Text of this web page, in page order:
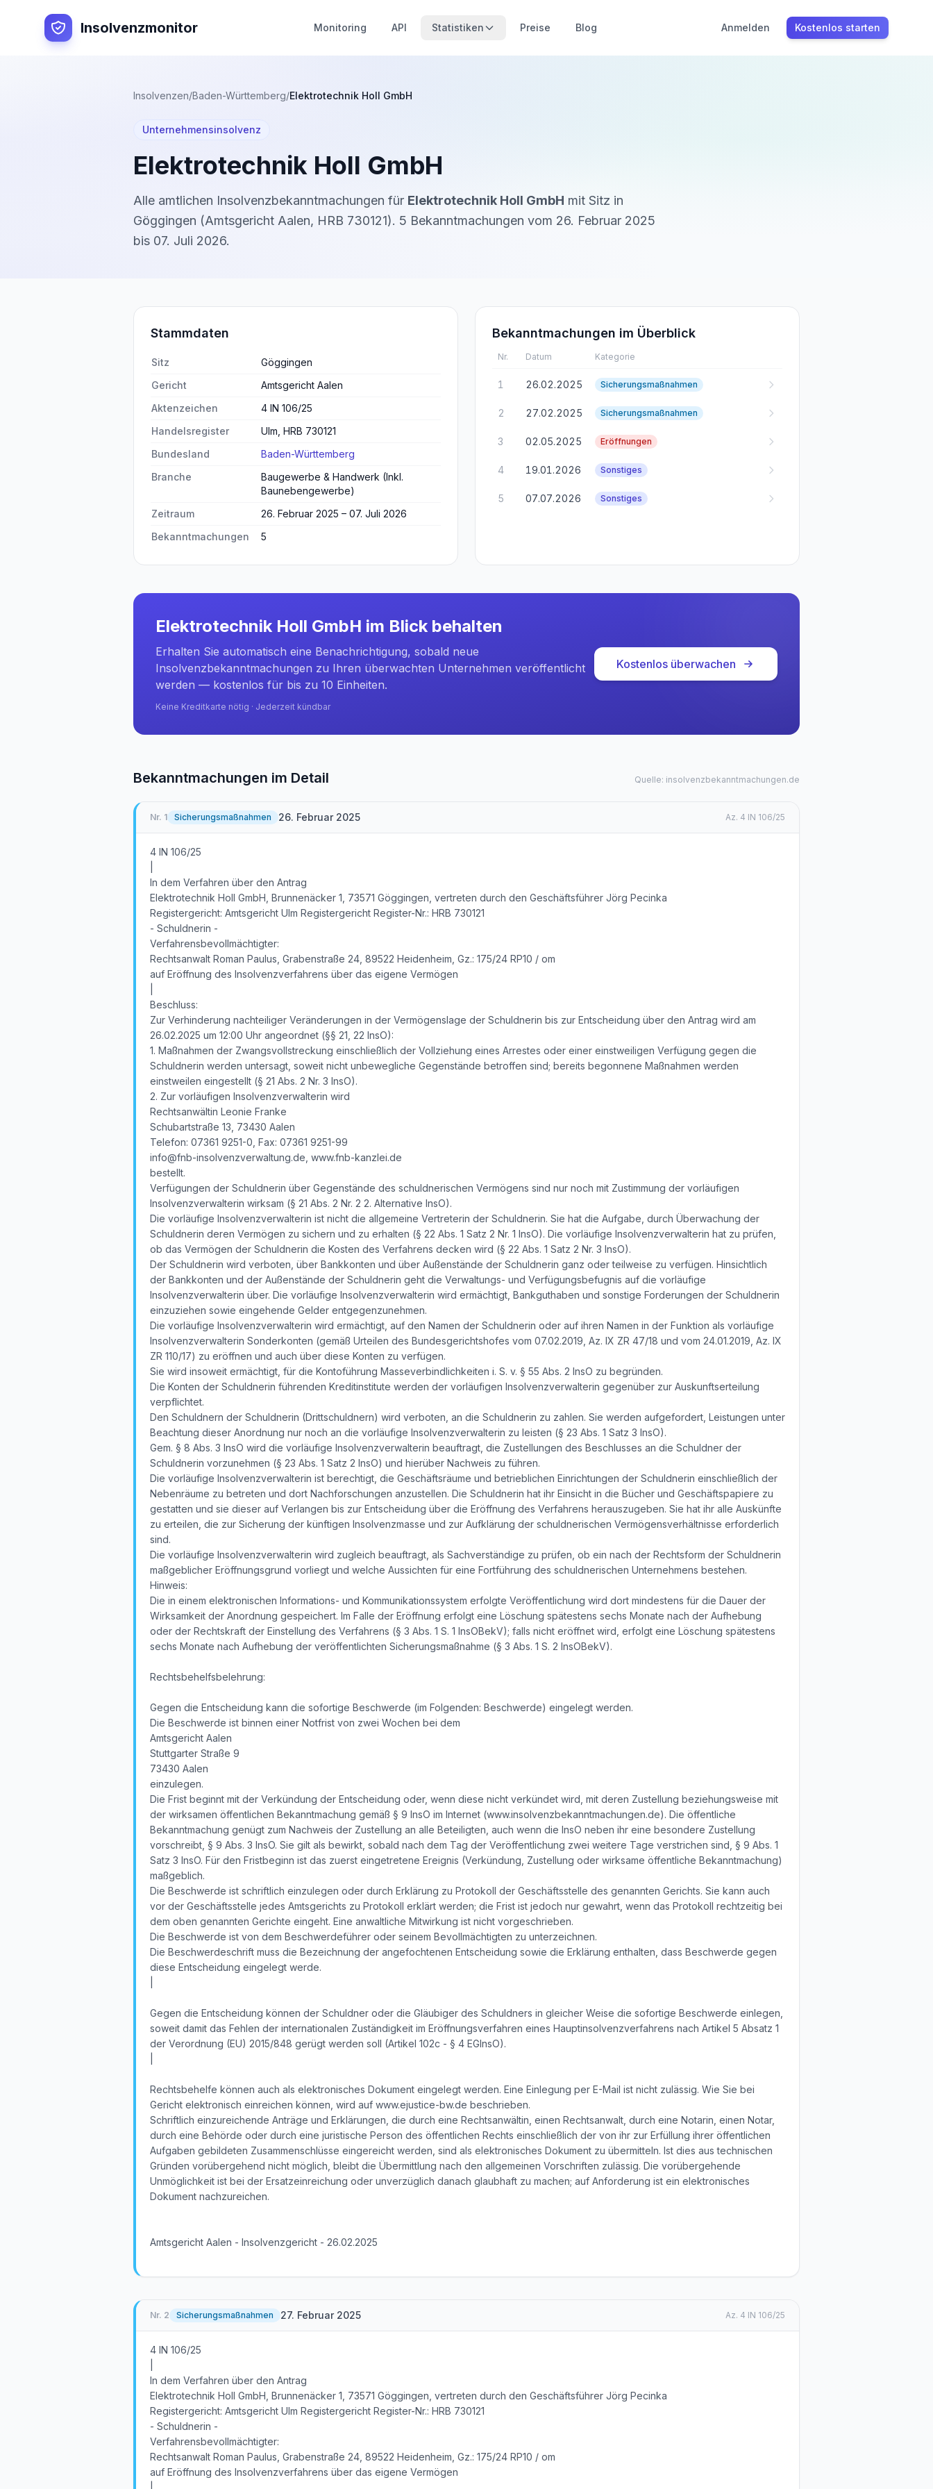
Insolvenzmonitor Monitoring API Statistiken Preise Blog Anmelden Kostenlos starten
Insolvenzen/Baden-Württemberg/Elektrotechnik Holl GmbH
Unternehmensinsolvenz
Elektrotechnik Holl GmbH
Alle amtlichen Insolvenzbekanntmachungen für Elektrotechnik Holl GmbH mit Sitz in
Göggingen (Amtsgericht Aalen, HRB 730121). 5 Bekanntmachungen vom 26. Februar 2025
bis 07. Juli 2026.
Stammdaten
Sitz
Göggingen
Gericht
Amtsgericht Aalen
Aktenzeichen
4 IN 106/25
Handelsregister
Ulm, HRB 730121
Bundesland
Baden-Württemberg
Branche
Baugewerbe & Handwerk (Inkl.
Baunebengewerbe)
Zeitraum
26. Februar 2025 – 07. Juli 2026
Bekanntmachungen
5
Bekanntmachungen im Überblick
Nr. Datum Kategorie
1 26.02.2025 Sicherungsmaßnahmen
2 27.02.2025 Sicherungsmaßnahmen
3 02.05.2025 Eröffnungen
4 19.01.2026 Sonstiges
5 07.07.2026 Sonstiges
Elektrotechnik Holl GmbH im Blick behalten
Erhalten Sie automatisch eine Benachrichtigung, sobald neue
Insolvenzbekanntmachungen zu Ihren überwachten Unternehmen veröffentlicht
werden — kostenlos für bis zu 10 Einheiten.
Keine Kreditkarte nötig · Jederzeit kündbar
Kostenlos überwachen
Bekanntmachungen im Detail Quelle: insolvenzbekanntmachungen.de
Nr. 1 Sicherungsmaßnahmen 26. Februar 2025 Az. 4 IN 106/25
4 IN 106/25
In dem Verfahren über den Antrag
Elektrotechnik Holl GmbH, Brunnenäcker 1, 73571 Göggingen, vertreten durch den Geschäftsführer Jörg Pecinka
Registergericht: Amtsgericht Ulm Registergericht Register-Nr.: HRB 730121
- Schuldnerin -
Verfahrensbevollmächtigter:
Rechtsanwalt Roman Paulus, Grabenstraße 24, 89522 Heidenheim, Gz.: 175/24 RP10 / om
auf Eröffnung des Insolvenzverfahrens über das eigene Vermögen
Beschluss:
Zur Verhinderung nachteiliger Veränderungen in der Vermögenslage der Schuldnerin bis zur Entscheidung über den Antrag wird am
26.02.2025 um 12:00 Uhr angeordnet (§§ 21, 22 InsO):
1. Maßnahmen der Zwangsvollstreckung einschließlich der Vollziehung eines Arrestes oder einer einstweiligen Verfügung gegen die
Schuldnerin werden untersagt, soweit nicht unbewegliche Gegenstände betroffen sind; bereits begonnene Maßnahmen werden
einstweilen eingestellt (§ 21 Abs. 2 Nr. 3 InsO).
2. Zur vorläufigen Insolvenzverwalterin wird
Rechtsanwältin Leonie Franke
Schubartstraße 13, 73430 Aalen
Telefon: 07361 9251-0, Fax: 07361 9251-99
info@fnb-insolvenzverwaltung.de, www.fnb-kanzlei.de
bestellt.
Verfügungen der Schuldnerin über Gegenstände des schuldnerischen Vermögens sind nur noch mit Zustimmung der vorläufigen
Insolvenzverwalterin wirksam (§ 21 Abs. 2 Nr. 2 2. Alternative InsO).
Die vorläufige Insolvenzverwalterin ist nicht die allgemeine Vertreterin der Schuldnerin. Sie hat die Aufgabe, durch Überwachung der
Schuldnerin deren Vermögen zu sichern und zu erhalten (§ 22 Abs. 1 Satz 2 Nr. 1 InsO). Die vorläufige Insolvenzverwalterin hat zu prüfen,
ob das Vermögen der Schuldnerin die Kosten des Verfahrens decken wird (§ 22 Abs. 1 Satz 2 Nr. 3 InsO).
Der Schuldnerin wird verboten, über Bankkonten und über Außenstände der Schuldnerin ganz oder teilweise zu verfügen. Hinsichtlich
der Bankkonten und der Außenstände der Schuldnerin geht die Verwaltungs- und Verfügungsbefugnis auf die vorläufige
Insolvenzverwalterin über. Die vorläufige Insolvenzverwalterin wird ermächtigt, Bankguthaben und sonstige Forderungen der Schuldnerin
einzuziehen sowie eingehende Gelder entgegenzunehmen.
Die vorläufige Insolvenzverwalterin wird ermächtigt, auf den Namen der Schuldnerin oder auf ihren Namen in der Funktion als vorläufige
Insolvenzverwalterin Sonderkonten (gemäß Urteilen des Bundesgerichtshofes vom 07.02.2019, Az. IX ZR 47/18 und vom 24.01.2019, Az. IX
ZR 110/17) zu eröffnen und auch über diese Konten zu verfügen.
Sie wird insoweit ermächtigt, für die Kontoführung Masseverbindlichkeiten i. S. v. § 55 Abs. 2 InsO zu begründen.
Die Konten der Schuldnerin führenden Kreditinstitute werden der vorläufigen Insolvenzverwalterin gegenüber zur Auskunftserteilung
verpflichtet.
Den Schuldnern der Schuldnerin (Drittschuldnern) wird verboten, an die Schuldnerin zu zahlen. Sie werden aufgefordert, Leistungen unter
Beachtung dieser Anordnung nur noch an die vorläufige Insolvenzverwalterin zu leisten (§ 23 Abs. 1 Satz 3 InsO).
Gem. § 8 Abs. 3 InsO wird die vorläufige Insolvenzverwalterin beauftragt, die Zustellungen des Beschlusses an die Schuldner der
Schuldnerin vorzunehmen (§ 23 Abs. 1 Satz 2 InsO) und hierüber Nachweis zu führen.
Die vorläufige Insolvenzverwalterin ist berechtigt, die Geschäftsräume und betrieblichen Einrichtungen der Schuldnerin einschließlich der
Nebenräume zu betreten und dort Nachforschungen anzustellen. Die Schuldnerin hat ihr Einsicht in die Bücher und Geschäftspapiere zu
gestatten und sie dieser auf Verlangen bis zur Entscheidung über die Eröffnung des Verfahrens herauszugeben. Sie hat ihr alle Auskünfte
zu erteilen, die zur Sicherung der künftigen Insolvenzmasse und zur Aufklärung der schuldnerischen Vermögensverhältnisse erforderlich
sind.
Die vorläufige Insolvenzverwalterin wird zugleich beauftragt, als Sachverständige zu prüfen, ob ein nach der Rechtsform der Schuldnerin
maßgeblicher Eröffnungsgrund vorliegt und welche Aussichten für eine Fortführung des schuldnerischen Unternehmens bestehen.
Hinweis:
Die in einem elektronischen Informations- und Kommunikationssystem erfolgte Veröffentlichung wird dort mindestens für die Dauer der
Wirksamkeit der Anordnung gespeichert. Im Falle der Eröffnung erfolgt eine Löschung spätestens sechs Monate nach der Aufhebung
oder der Rechtskraft der Einstellung des Verfahrens (§ 3 Abs. 1 S. 1 InsOBekV); falls nicht eröffnet wird, erfolgt eine Löschung spätestens
sechs Monate nach Aufhebung der veröffentlichten Sicherungsmaßnahme (§ 3 Abs. 1 S. 2 InsOBekV).
Rechtsbehelfsbelehrung:
Gegen die Entscheidung kann die sofortige Beschwerde (im Folgenden: Beschwerde) eingelegt werden.
Die Beschwerde ist binnen einer Notfrist von zwei Wochen bei dem
Amtsgericht Aalen
Stuttgarter Straße 9
73430 Aalen
einzulegen.
Die Frist beginnt mit der Verkündung der Entscheidung oder, wenn diese nicht verkündet wird, mit deren Zustellung beziehungsweise mit
der wirksamen öffentlichen Bekanntmachung gemäß § 9 InsO im Internet (www.insolvenzbekanntmachungen.de). Die öffentliche
Bekanntmachung genügt zum Nachweis der Zustellung an alle Beteiligten, auch wenn die InsO neben ihr eine besondere Zustellung
vorschreibt, § 9 Abs. 3 InsO. Sie gilt als bewirkt, sobald nach dem Tag der Veröffentlichung zwei weitere Tage verstrichen sind, § 9 Abs. 1
Satz 3 InsO. Für den Fristbeginn ist das zuerst eingetretene Ereignis (Verkündung, Zustellung oder wirksame öffentliche Bekanntmachung)
maßgeblich.
Die Beschwerde ist schriftlich einzulegen oder durch Erklärung zu Protokoll der Geschäftsstelle des genannten Gerichts. Sie kann auch
vor der Geschäftsstelle jedes Amtsgerichts zu Protokoll erklärt werden; die Frist ist jedoch nur gewahrt, wenn das Protokoll rechtzeitig bei
dem oben genannten Gerichte eingeht. Eine anwaltliche Mitwirkung ist nicht vorgeschrieben.
Die Beschwerde ist von dem Beschwerdeführer oder seinem Bevollmächtigten zu unterzeichnen.
Die Beschwerdeschrift muss die Bezeichnung der angefochtenen Entscheidung sowie die Erklärung enthalten, dass Beschwerde gegen
diese Entscheidung eingelegt werde.
Gegen die Entscheidung können der Schuldner oder die Gläubiger des Schuldners in gleicher Weise die sofortige Beschwerde einlegen,
soweit damit das Fehlen der internationalen Zuständigkeit im Eröffnungsverfahren eines Hauptinsolvenzverfahrens nach Artikel 5 Absatz 1
der Verordnung (EU) 2015/848 gerügt werden soll (Artikel 102c - § 4 EGInsO).
Rechtsbehelfe können auch als elektronisches Dokument eingelegt werden. Eine Einlegung per E-Mail ist nicht zulässig. Wie Sie bei
Gericht elektronisch einreichen können, wird auf www.ejustice-bw.de beschrieben.
Schriftlich einzureichende Anträge und Erklärungen, die durch eine Rechtsanwältin, einen Rechtsanwalt, durch eine Notarin, einen Notar,
durch eine Behörde oder durch eine juristische Person des öffentlichen Rechts einschließlich der von ihr zur Erfüllung ihrer öffentlichen
Aufgaben gebildeten Zusammenschlüsse eingereicht werden, sind als elektronisches Dokument zu übermitteln. Ist dies aus technischen
Gründen vorübergehend nicht möglich, bleibt die Übermittlung nach den allgemeinen Vorschriften zulässig. Die vorübergehende
Unmöglichkeit ist bei der Ersatzeinreichung oder unverzüglich danach glaubhaft zu machen; auf Anforderung ist ein elektronisches
Dokument nachzureichen.
Amtsgericht Aalen - Insolvenzgericht - 26.02.2025
Nr. 2 Sicherungsmaßnahmen 27. Februar 2025 Az. 4 IN 106/25
4 IN 106/25
In dem Verfahren über den Antrag
Elektrotechnik Holl GmbH, Brunnenäcker 1, 73571 Göggingen, vertreten durch den Geschäftsführer Jörg Pecinka
Registergericht: Amtsgericht Ulm Registergericht Register-Nr.: HRB 730121
- Schuldnerin -
Verfahrensbevollmächtigter:
Rechtsanwalt Roman Paulus, Grabenstraße 24, 89522 Heidenheim, Gz.: 175/24 RP10 / om
auf Eröffnung des Insolvenzverfahrens über das eigene Vermögen